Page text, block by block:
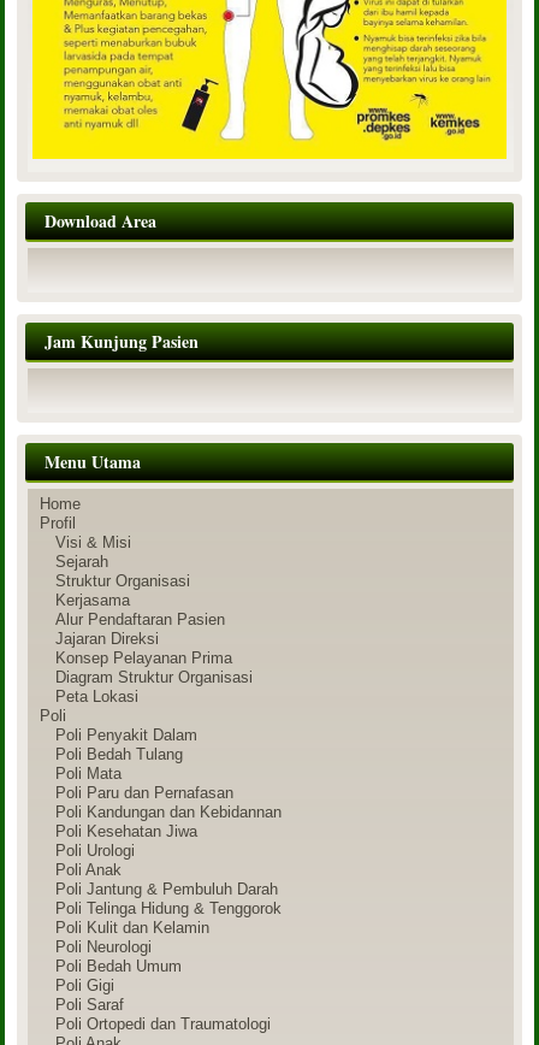
Download Area
Jam Kunjung Pasien
Menu Utama
Home
Profil
Visi & Misi
Sejarah
Struktur Organisasi
Kerjasama
Alur Pendaftaran Pasien
Jajaran Direksi
Konsep Pelayanan Prima
Diagram Struktur Organisasi
Peta Lokasi
Poli
Poli Penyakit Dalam
Poli Bedah Tulang
Poli Mata
Poli Paru dan Pernafasan
Poli Kandungan dan Kebidannan
Poli Kesehatan Jiwa
Poli Urologi
Poli Anak
Poli Jantung & Pembuluh Darah
Poli Telinga Hidung & Tenggorok
Poli Kulit dan Kelamin
Poli Neurologi
Poli Bedah Umum
Poli Gigi
Poli Saraf
Poli Ortopedi dan Traumatologi